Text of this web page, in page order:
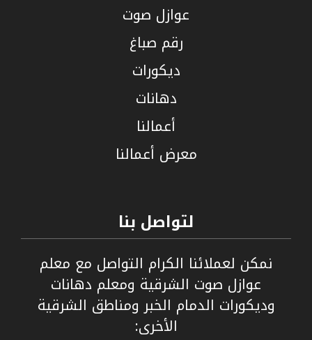
عوازل صوت
رقم صباغ
ديكورات
دهانات
أعمالنا
معرض أعمالنا
لتواصل بنا
نمكن لعملائنا الكرام التواصل مع معلم
عوازل صوت الشرقية ومعلم دهانات
وديكورات الدمام الخبر ومناطق الشرقية
الأخرى: